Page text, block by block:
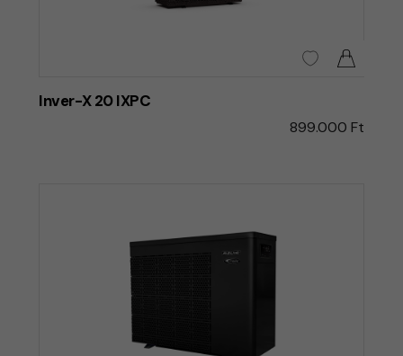
Inver-X 20 IXPC
899.000 Ft